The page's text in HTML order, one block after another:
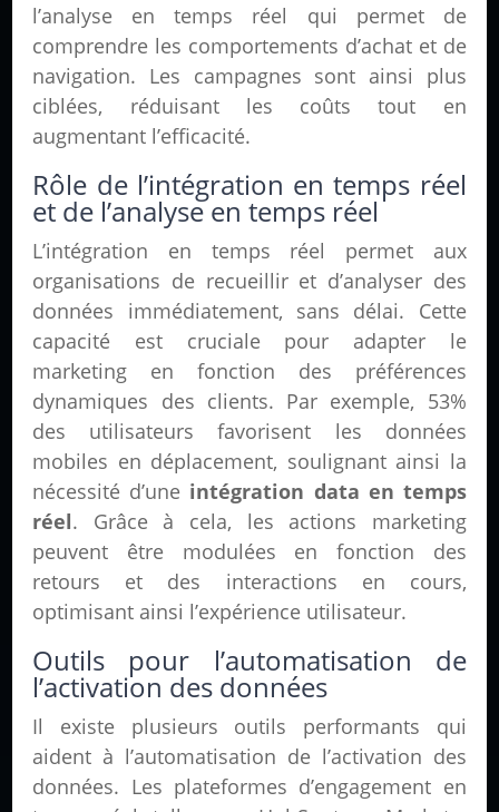
l’analyse en temps réel qui permet de
comprendre les comportements d’achat et de
navigation. Les campagnes sont ainsi plus
ciblées, réduisant les coûts tout en
augmentant l’efficacité.
Rôle de l’intégration en temps réel
et de l’analyse en temps réel
L’intégration en temps réel permet aux
organisations de recueillir et d’analyser des
données immédiatement, sans délai. Cette
capacité est cruciale pour adapter le
marketing en fonction des préférences
dynamiques des clients. Par exemple, 53%
des utilisateurs favorisent les données
mobiles en déplacement, soulignant ainsi la
nécessité d’une intégration data en temps
réel. Grâce à cela, les actions marketing
peuvent être modulées en fonction des
retours et des interactions en cours,
optimisant ainsi l’expérience utilisateur.
Outils pour l’automatisation de
l’activation des données
Il existe plusieurs outils performants qui
aident à l’automatisation de l’activation des
données. Les plateformes d’engagement en